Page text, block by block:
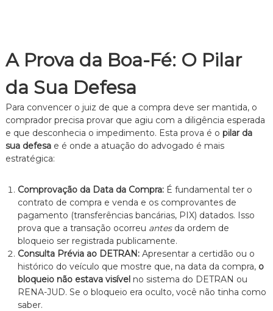
A Prova da Boa-Fé: O Pilar
da Sua Defesa
Para convencer o juiz de que a compra deve ser mantida, o
comprador precisa provar que agiu com a diligência esperada
e que desconhecia o impedimento. Esta prova é o pilar da
sua defesae é onde a atuação do advogado é mais
estratégica:
Comprovação da Data da Compra:É fundamental ter o
contrato de compra e venda e os comprovantes de
pagamento (transferências bancárias, PIX) datados. Isso
prova que a transação ocorreu antesda ordem de
bloqueio ser registrada publicamente.
Consulta Prévia ao DETRAN:Apresentar a certidão ou o
histórico do veículo que mostre que, na data da compra, o
bloqueio não estava visívelno sistema do DETRAN ou
RENA-JUD. Se o bloqueio era oculto, você não tinha como
saber.